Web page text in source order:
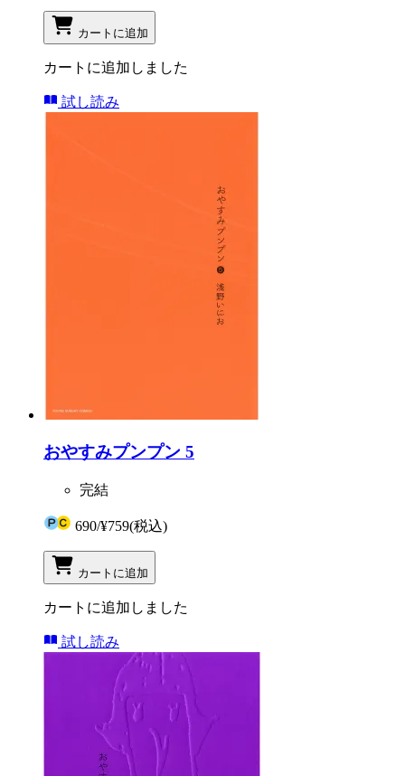
カートに追加
カートに追加しました
試し読み
おやすみプンプン 5
完結
690/¥759(税込)
カートに追加
カートに追加しました
試し読み